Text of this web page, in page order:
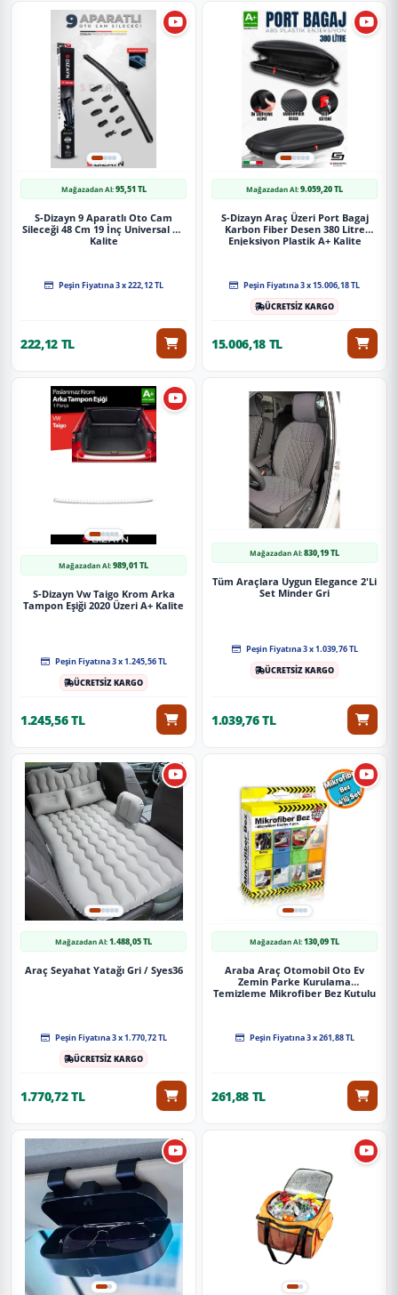
Mağazadan Al:95,51 TL
S-Dizayn 9 Aparatlı Oto Cam
Sileceği 48 Cm 19 İnç Universal A+
Kalite
Peşin Fiyatına 3 x 222,12 TL
222,12 TL
Mağazadan Al:9.059,20 TL
S-Dizayn Araç Üzeri Port Bagaj
Karbon Fiber Desen 380 Litre
Enjeksiyon Plastik A+ Kalite
Peşin Fiyatına 3 x 15.006,18 TL
ÜCRETSİZ KARGO
15.006,18 TL
Mağazadan Al:989,01 TL
S-Dizayn Vw Taigo Krom Arka
Tampon Eşiği 2020 Üzeri A+ Kalite
Peşin Fiyatına 3 x 1.245,56 TL
ÜCRETSİZ KARGO
1.245,56 TL
Mağazadan Al:830,19 TL
Tüm Araçlara Uygun Elegance 2'Li
Set Minder Gri
Peşin Fiyatına 3 x 1.039,76 TL
ÜCRETSİZ KARGO
1.039,76 TL
Mağazadan Al:1.488,05 TL
Araç Seyahat Yatağı Gri / Syes36
Peşin Fiyatına 3 x 1.770,72 TL
ÜCRETSİZ KARGO
1.770,72 TL
Mağazadan Al:130,09 TL
Araba Araç Otomobil Oto Ev
Zemin Parke Kurulama
Temizleme Mikrofiber Bez Kutulu
Peşin Fiyatına 3 x 261,88 TL
261,88 TL